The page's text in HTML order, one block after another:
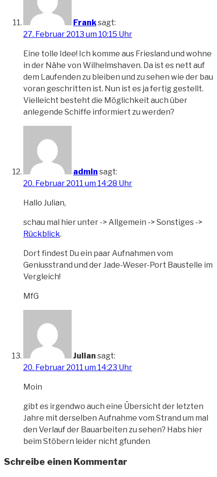
Franksagt:
27. Februar 2013 um 10:15 Uhr
Eine tolle Idee! Ich komme aus Friesland und wohne
in der Nähe von Wilhelmshaven. Da ist es nett auf
dem Laufenden zu bleiben und zu sehen wie der bau
voran geschritten ist. Nun ist es ja fertig gestellt.
Vielleicht besteht die Möglichkeit auch über
anlegende Schiffe informiert zu werden?
admin sagt:
20. Februar 2011 um 14:28 Uhr
Hallo Julian,
schau mal hier unter -> Allgemein -> Sonstiges ->
Rückblick.
Dort findest Du ein paar Aufnahmen vom
Geniusstrand und der Jade-Weser-Port Baustelle im
Vergleich!
MfG
Julian sagt:
20. Februar 2011 um 14:23 Uhr
Moin
gibt es irgendwo auch eine Übersicht der letzten
Jahre mit derselben Aufnahme vom Strand um mal
den Verlauf der Bauarbeiten zu sehen? Habs hier
beim Stöbern leider nicht gfunden
Schreibe einen Kommentar